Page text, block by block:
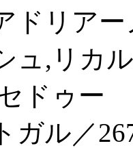
ドリア
ュ,リカ
ドゥー
ガル／